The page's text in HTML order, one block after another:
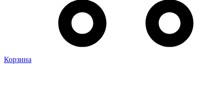
Корзина